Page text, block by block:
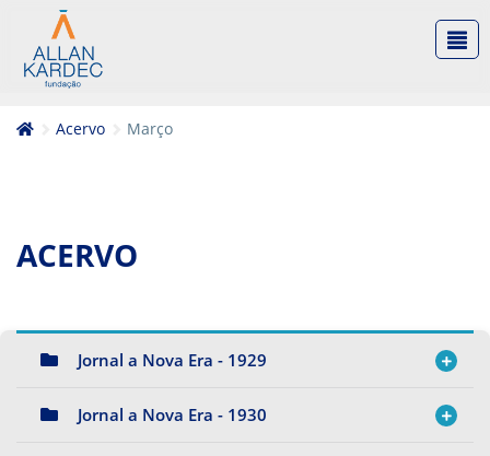
Acervo Março
ACERVO
Jornal a Nova Era - 1929
Jornal a Nova Era - 1930